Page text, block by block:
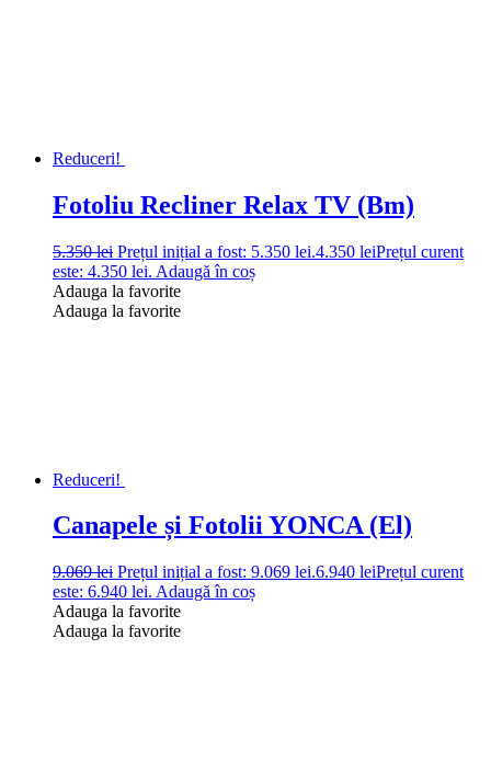
Reduceri!
Fotoliu Recliner Relax TV (Bm)
5.350lei Prețul inițial a fost: 5.350 lei.4.350 leiPrețul curent
este: 4.350 lei. Adaugă în coș
Adauga la favorite
Adauga la favorite
Reduceri!
Canapele și Fotolii YONCA (El)
9.069lei Prețul inițial a fost: 9.069 lei.6.940 leiPrețul curent
este: 6.940 lei. Adaugă în coș
Adauga la favorite
Adauga la favorite